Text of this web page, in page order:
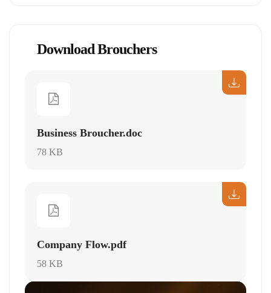
Download Brouchers
Business Broucher.doc
78 KB
Company Flow.pdf
58 KB